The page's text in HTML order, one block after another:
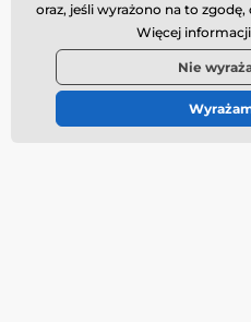
info@momanio.pl
oraz, jeśli wyrażono na to
Więcej
Nie